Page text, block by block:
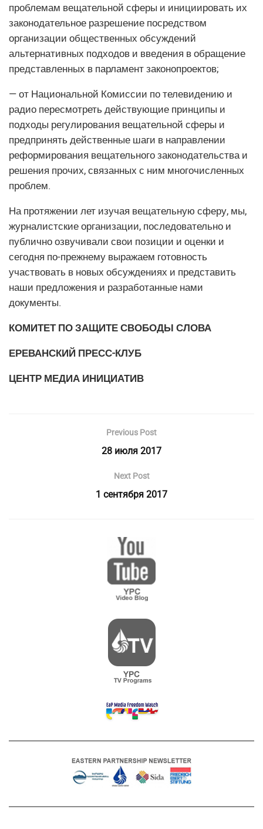
проблемам вещательной сферы и инициировать их
законодательное разрешение посредством
организации общественных обсуждений
альтернативных подходов и введения в обращение
представленных в парламент законопроектов;
— от Национальной Комиссии по телевидению и
радио пересмотреть действующие принципы и
подходы регулирования вещательной сферы и
предпринять действенные шаги в направлении
реформирования вещательного законодательства и
решения прочих, связанных с ним многочисленных
проблем.
На протяжении лет изучая вещательную сферу, мы,
журналистские организации, последовательно и
публично озвучивали свои позиции и оценки и
сегодня по-прежнему выражаем готовность
участвовать в новых обсуждениях и представить
наши предложения и разработанные нами
документы.
КОМИТЕТ ПО ЗАЩИТЕ СВОБОДЫ СЛОВА
ЕРЕВАНСКИЙ ПРЕСС-КЛУБ
ЦЕНТР МЕДИА ИНИЦИАТИВ
Previous Post
28 июля 2017
Next Post
1 сентября 2017